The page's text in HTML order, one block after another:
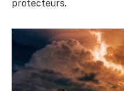
protecteurs.